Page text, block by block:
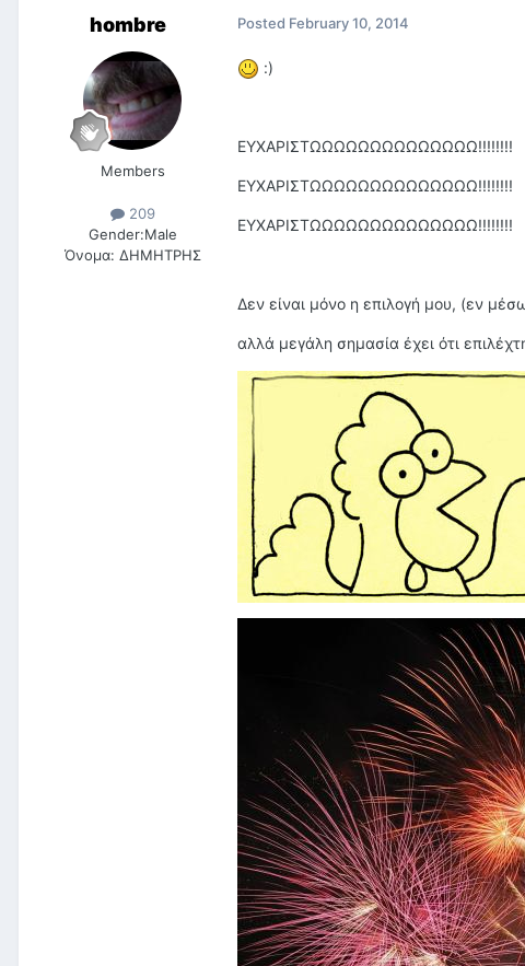
hombre
Members
209
Gender:Male
Όνομα: ΔΗΜΗΤΡΗΣ
Posted February 10, 2014
:)
ΕΥΧΑΡΙΣΤΩΩΩΩΩΩΩΩΩΩΩΩΩΩ!!!!!!!!
ΕΥΧΑΡΙΣΤΩΩΩΩΩΩΩΩΩΩΩΩΩΩ!!!!!!!!
ΕΥΧΑΡΙΣΤΩΩΩΩΩΩΩΩΩΩΩΩΩΩ!!!!!!!!
Δεν είναι μόνο η επιλογή μου, (εν
αλλά μεγάλη σημασία έχει ότι